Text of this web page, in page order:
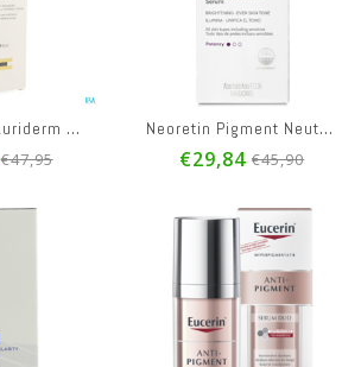
Isdinceutics Auriderm Creme 50ml
€47,95
Neoretin Pigment Neutralizer Serum 30ml
€29,84 €45,90